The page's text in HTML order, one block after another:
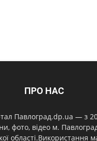
ПРО НАС
Павлоград.dp.ua — з
фото, відео м.
області.Використання